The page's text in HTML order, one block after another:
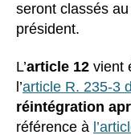
seront classés au
président.
L’article 12 vient
l’article R. 235-3
réintégration
référence à